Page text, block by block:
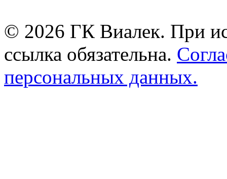
© 2026 ГК Виалек. При
ссылка обязательна.
персональных данных.